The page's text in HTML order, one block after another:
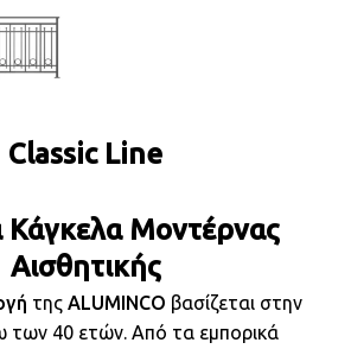
Classic Line
Κάγκελα Μοντέρνας
Αισθητικής
της ALUMINCO βασίζεται στην
των 40 ετών. Από τα εμπορικά